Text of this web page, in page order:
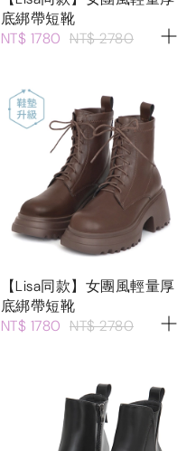
底綁帶短靴
NT$ 1780 NT$ 2780
【Lisa同款】女團風輕量厚
底綁帶短靴
NT$ 1780 NT$ 2780